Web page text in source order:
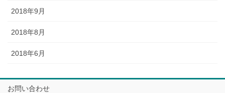
2018年9月
2018年8月
2018年6月
お問い合わせ